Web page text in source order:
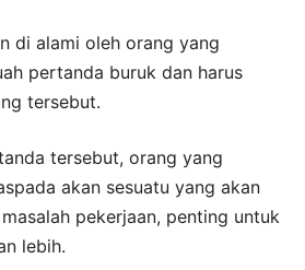
di alami oleh orang yang
pertanda buruk dan harus
tersebut.
tersebut, orang yang
akan sesuatu yang akan
pekerjaan, penting untuk
lebih.